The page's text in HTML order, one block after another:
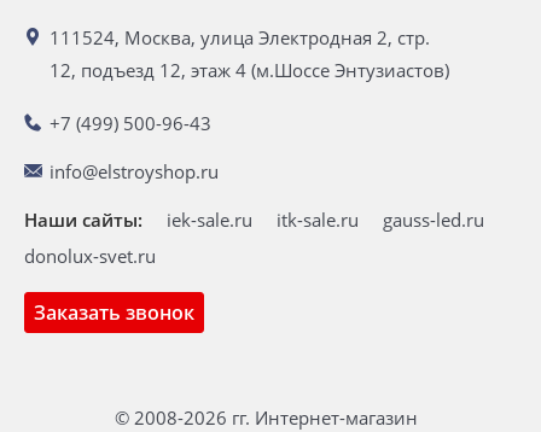
111524, Москва, улица Электродная 2, стр.
12, подъезд 12, этаж 4 (м.Шоссе Энтузиастов)
+7 (499) 500-96-43
info@elstroyshop.ru
Заказать звонок
Наши сайты: iek-sale.ru itk-sale.ru
gauss-led.ru
donolux-svet.ru
© 2008-2026 гг. Интернет-магазин